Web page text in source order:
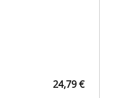
24,79 €